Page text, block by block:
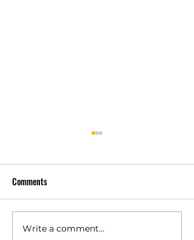
เครื่องซักประหยัดน้ำช่วย
Comments
Write a comment...